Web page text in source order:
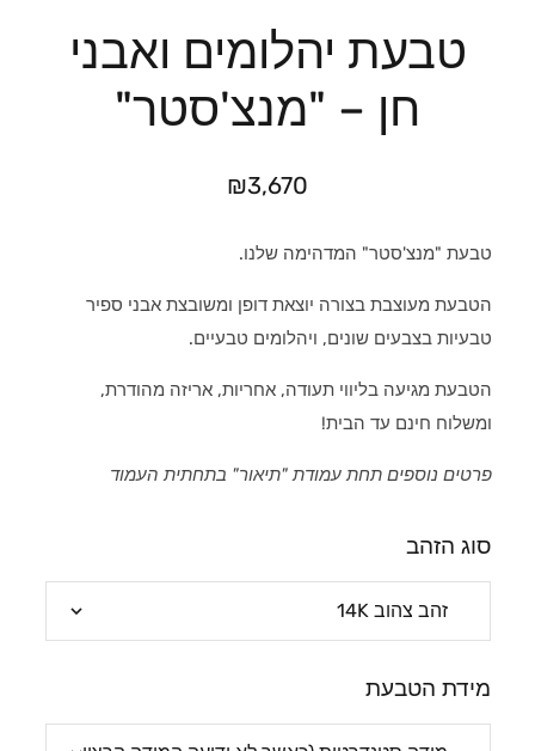
טבעת יהלומים ואבני
חן – "מנצ'סטר"
₪3,670
טבעת "מנצ'סטר" המדהימה שלנו.
הטבעת מעוצבת בצורה יוצאת דופן ומשובצת אבני ספיר
טבעיות בצבעים שונים, ויהלומים טבעיים.
הטבעת מגיעה בליווי תעודה, אחריות, אריזה מהודרת,
ומשלוח חינם עד הבית!
פרטים נוספים תחת עמודת "תיאור" בתחתית העמוד
סוג הזהב
מידת הטבעת